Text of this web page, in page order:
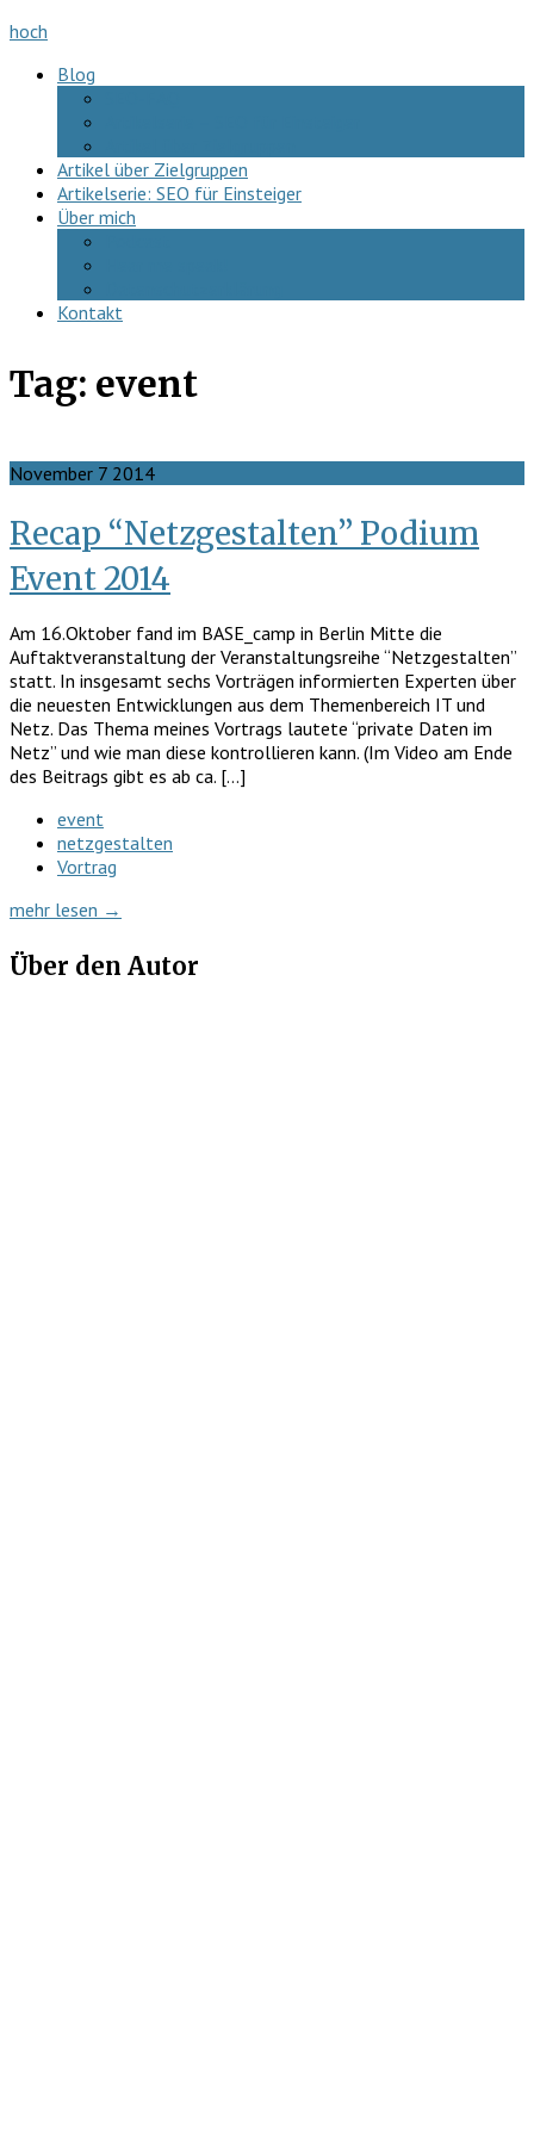
hoch
Blog
Artikel über Zielgruppen
Artikelserie: SEO für Einsteiger
Über mich
Kontakt
Tag: event
November 7 2014
Recap “Netzgestalten” Podium
Event 2014
Am 16.Oktober fand im BASE_camp in Berlin Mitte die
Auftaktveranstaltung der Veranstaltungsreihe “Netzgestalten”
statt. In insgesamt sechs Vorträgen informierten Experten über
die neuesten Entwicklungen aus dem Themenbereich IT und
Netz. Das Thema meines Vortrags lautete “private Daten im
Netz” und wie man diese kontrollieren kann. (Im Video am Ende
des Beitrags gibt es ab ca. […]
event
netzgestalten
Vortrag
mehr lesen →
Über den Autor